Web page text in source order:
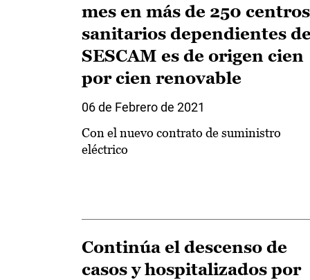
mes en más de 250 centros
sanitarios dependientes
SESCAM es de origen cien
por cien renovable
06 de Febrero de 2021
Con el nuevo contrato de suministro
eléctrico
Continúa el descenso de
casos y hospitalizados por